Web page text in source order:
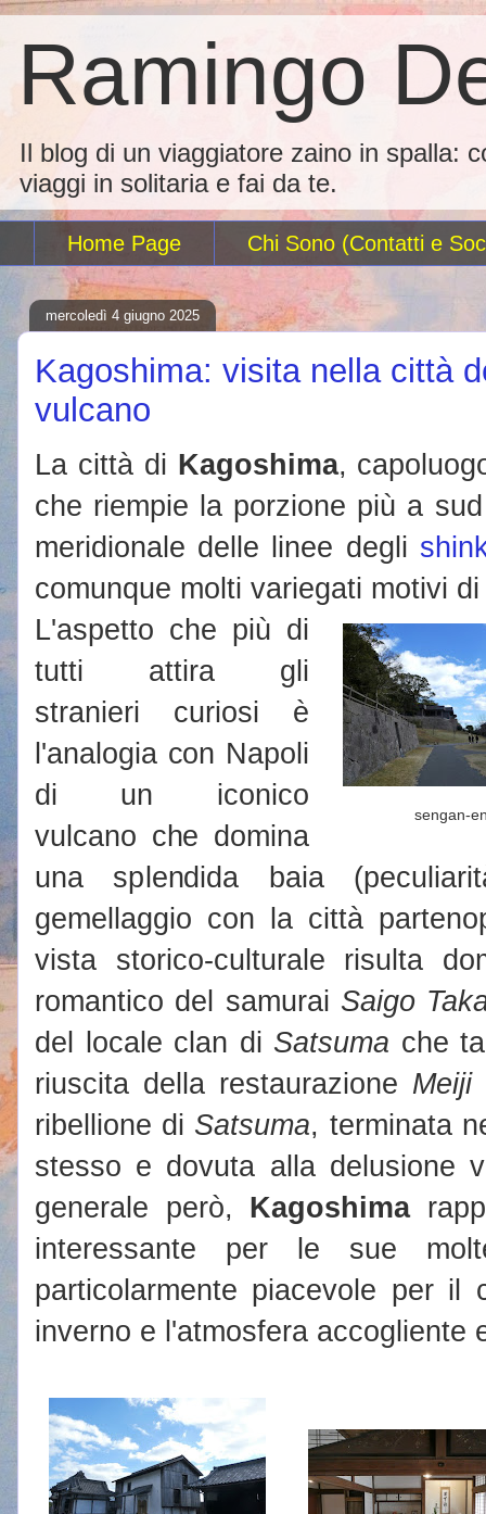
Ramingo
Il blog di un viaggiatore zaino in spalla:
viaggi in solitaria e fai da te.
Home Page Chi Sono (Contatti e
mercoledì 4 giugno 2025
Kagoshima: visita nella città
vulcano
La città di Kagoshima,
che riempie la porzione più a
meridionale delle linee degli
comunque molti variegati motivi
sengan-
L'aspetto che più di
tutti attira gli
stranieri curiosi è
l'analogia con Napoli
di un iconico
vulcano che domina
una splendida baia
gemellaggio con la città
vista storico-culturale risulta
romantico del samurai Saigo
del locale clan di Satsuma che
riuscita della restaurazione Meiji
ribellione di Satsuma, terminata
stesso e dovuta alla delusione
generale però, Kagoshima
interessante per le sue
particolarmente piacevole per il
inverno e l'atmosfera accogliente